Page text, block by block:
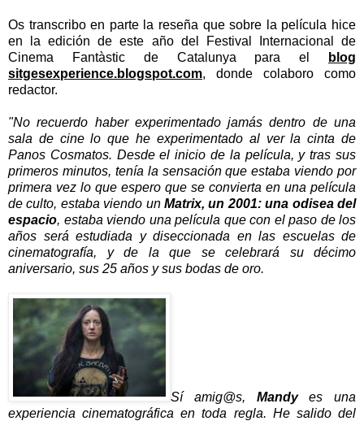
Os transcribo en parte la reseña que sobre la película hice
en la edición de este año del Festival Internacional de
Cinema Fantàstic de Catalunya para el
blog
sitgesexperience.blogspot.com, donde colaboro como
redactor.
"No recuerdo haber experimentado jamás dentro de una
sala de cine lo que he experimentado al ver la cinta de
Panos Cosmatos. Desde el inicio de la película, y tras sus
primeros minutos, tenía la sensación que estaba viendo por
primera vez lo que espero que se convierta en una película
de culto, estaba viendo un Matrix, un 2001: una odisea del
espacio, estaba viendo una película que con el paso de los
años será estudiada y diseccionada en las escuelas de
cinematografía, y de la que se celebrará su décimo
aniversario, sus 25 años y sus bodas de oro.
Sí amig@s, Mandyes una
experiencia cinematográfica en toda regla. He salido del